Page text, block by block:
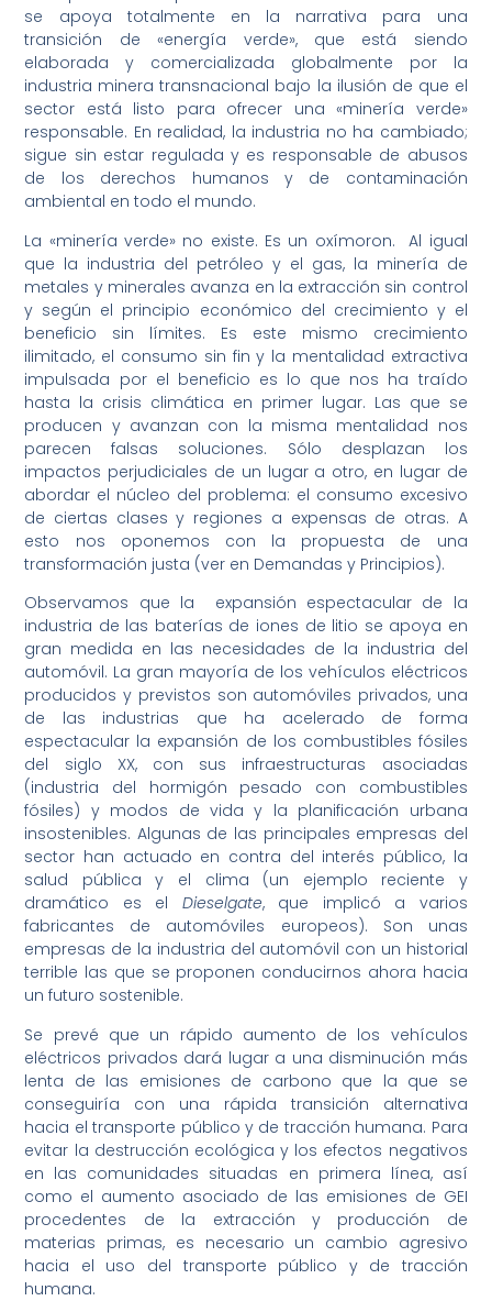
se apoya totalmente en la narrativa para una
transición de «energía verde», que está siendo
elaborada y comercializada globalmente por la
industria minera transnacional bajo la ilusión de que el
sector está listo para ofrecer una «minería verde»
responsable. En realidad, la industria no ha cambiado;
sigue sin estar regulada y es responsable de abusos
de los derechos humanos y de contaminación
ambiental en todo el mundo.
La «minería verde» no existe. Es un oxímoron. Al igual
que la industria del petróleo y el gas, la minería de
metales y minerales avanza en la extracción sin control
y según el principio económico del crecimiento y el
beneficio sin límites. Es este mismo crecimiento
ilimitado, el consumo sin fin y la mentalidad extractiva
impulsada por el beneficio es lo que nos ha traído
hasta la crisis climática en primer lugar. Las que se
producen y avanzan con la misma mentalidad nos
parecen falsas soluciones. Sólo desplazan los
impactos perjudiciales de un lugar a otro, en lugar de
abordar el núcleo del problema: el consumo excesivo
de ciertas clases y regiones a expensas de otras. A
esto nos oponemos con la propuesta de una
transformación justa (ver en Demandas y Principios).
Observamos que la expansión espectacular de la
industria de las baterías de iones de litio se apoya en
gran medida en las necesidades de la industria del
automóvil. La gran mayoría de los vehículos eléctricos
producidos y previstos son automóviles privados, una
de las industrias que ha acelerado de forma
espectacular la expansión de los combustibles fósiles
del siglo XX, con sus infraestructuras asociadas
(industria del hormigón pesado con combustibles
fósiles) y modos de vida y la planificación urbana
insostenibles. Algunas de las principales empresas del
sector han actuado en contra del interés público, la
salud pública y el clima (un ejemplo reciente y
dramático es el Dieselgate, que implicó a varios
fabricantes de automóviles europeos). Son unas
empresas de la industria del automóvil con un historial
terrible las que se proponen conducirnos ahora hacia
un futuro sostenible.
Se prevé que un rápido aumento de los vehículos
eléctricos privados dará lugar a una disminución más
lenta de las emisiones de carbono que la que se
conseguiría con una rápida transición alternativa
hacia el transporte público y de tracción humana. Para
evitar la destrucción ecológica y los efectos negativos
en las comunidades situadas en primera línea, así
como el aumento asociado de las emisiones de GEI
procedentes de la extracción y producción de
materias primas, es necesario un cambio agresivo
hacia el uso del transporte público y de tracción
humana.